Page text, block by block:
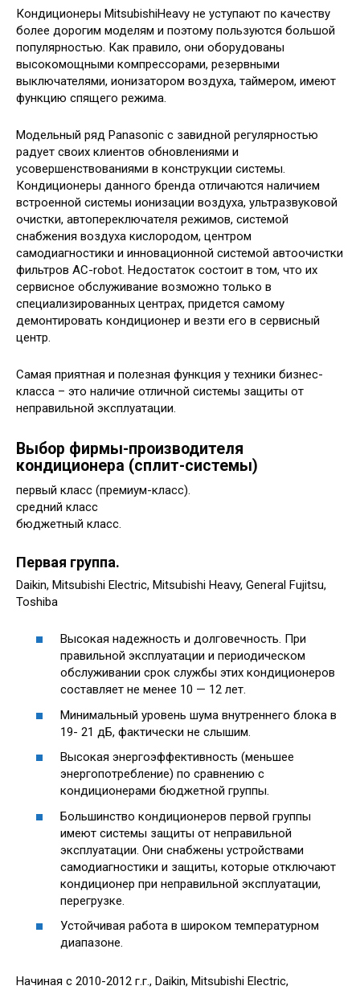
Кондиционеры MitsubishiHeavy не уступают по качеству
более дорогим моделям и поэтому пользуются большой
популярностью. Как правило, они оборудованы
высокомощными компрессорами, резервными
выключателями, ионизатором воздуха, таймером, имеют
функцию спящего режима.
Модельный ряд Panasonic с завидной регулярностью
радует своих клиентов обновлениями и
усовершенствованиями в конструкции системы.
Кондиционеры данного бренда отличаются наличием
встроенной системы ионизации воздуха, ультразвуковой
очистки, автопереключателя режимов, системой
снабжения воздуха кислородом, центром
самодиагностики и инновационной системой автоочистки
фильтров AC-robot. Недостаток состоит в том, что их
сервисное обслуживание возможно только в
специализированных центрах, придется самому
демонтировать кондиционер и везти его в сервисный
центр.
Самая приятная и полезная функция у техники бизнес-
класса – это наличие отличной системы защиты от
неправильной эксплуатации.
Выбор фирмы-производителя
кондиционера (сплит-системы)
первый класс (премиум-класс).
средний класс
бюджетный класс.
Первая группа.
Daikin, Mitsubishi Electric, Mitsubishi Heavy, General Fujitsu,
Toshiba
Высокая надежность и долговечность. При
правильной эксплуатации и периодическом
обслуживании срок службы этих кондиционеров
составляет не менее 10 — 12 лет.
Минимальный уровень шума внутреннего блока в
19- 21 дБ, фактически не слышим.
Высокая энергоэффективность (меньшее
энергопотребление) по сравнению с
кондиционерами бюджетной группы.
Большинство кондиционеров первой группы
имеют системы защиты от неправильной
эксплуатации. Они снабжены устройствами
самодиагностики и защиты, которые отключают
кондиционер при неправильной эксплуатации,
перегрузке.
Устойчивая работа в широком температурном
диапазоне.
Начиная с 2010-2012 г.г., Daikin, Mitsubishi Electric,